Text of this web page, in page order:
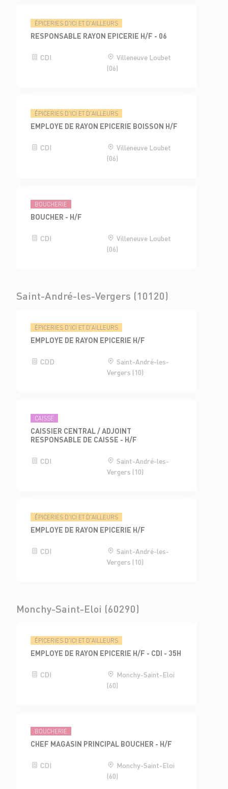
ÉPICERIES D'ICI ET D'AILLEURS
RESPONSABLE RAYON EPICERIE H/F - 06
CDI
Villeneuve Loubet
(06)
ÉPICERIES D'ICI ET D'AILLEURS
EMPLOYE DE RAYON EPICERIE BOISSON H/F
CDI
Villeneuve Loubet
(06)
BOUCHERIE
BOUCHER - H/F
CDI
Villeneuve Loubet
(06)
Saint-André-les-Vergers (10120)
ÉPICERIES D'ICI ET D'AILLEURS
EMPLOYE DE RAYON EPICERIE H/F
CDD
Saint-André-les-
Vergers (10)
CAISSE
CAISSIER CENTRAL / ADJOINT
RESPONSABLE DE CAISSE - H/F
CDI
Saint-André-les-
Vergers (10)
ÉPICERIES D'ICI ET D'AILLEURS
EMPLOYE DE RAYON EPICERIE H/F
CDI
Saint-André-les-
Vergers (10)
Monchy-Saint-Eloi (60290)
ÉPICERIES D'ICI ET D'AILLEURS
EMPLOYE DE RAYON EPICERIE H/F - CDI - 35H
CDI
Monchy-Saint-Eloi
(60)
BOUCHERIE
CHEF MAGASIN PRINCIPAL BOUCHER - H/F
CDI
Monchy-Saint-Eloi
(60)